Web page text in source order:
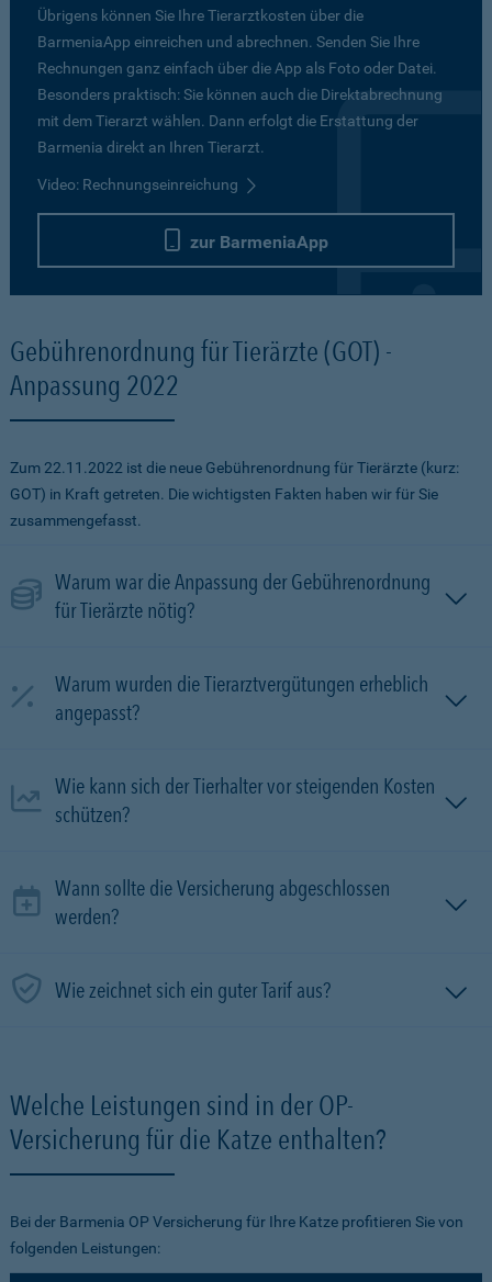
Übrigens können Sie Ihre Tierarztkosten über die
BarmeniaApp einreichen und abrechnen. Senden Sie Ihre
Rechnungen ganz einfach über die App als Foto oder Datei.
Besonders praktisch: Sie können auch die Direktabrechnung
mit dem Tierarzt wählen. Dann erfolgt die Erstattung der
Barmenia direkt an Ihren Tierarzt.
Video: Rechnungseinreichung
zur BarmeniaApp
Gebührenordnung für Tierärzte (GOT) -
Anpassung 2022
Zum 22.11.2022 ist die neue Gebührenordnung für Tierärzte (kurz:
GOT) in Kraft getreten. Die wichtigsten Fakten haben wir für Sie
zusammengefasst.
Warum war die Anpassung der Gebührenordnung
für Tierärzte nötig?
Warum wurden die Tierarztvergütungen erheblich
angepasst?
Wie kann sich der Tierhalter vor steigenden Kosten
schützen?
Wann sollte die Versicherung abgeschlossen
werden?
Wie zeichnet sich ein guter Tarif aus?
Welche Leistungen sind in der OP-
Versicherung für die Katze enthalten?
Bei der Barmenia OP Versicherung für Ihre Katze profitieren Sie von
folgenden Leistungen: